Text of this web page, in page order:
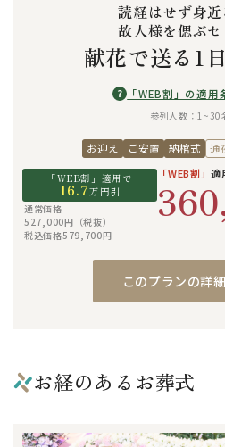
読経はせず身
故人様を偲ぶ
献花で送る1
? 「WEB割」の適用
参列人数：1~30
お迎え ご安置 納棺式 通
「WEB割」適用で
16.7万円引
通常価格
527,000円（税抜）
税込価格579,700円
「WEB割」適
このプランの詳
お経のあるお葬式